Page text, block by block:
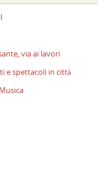
via ai lavori
e spettacoli in città